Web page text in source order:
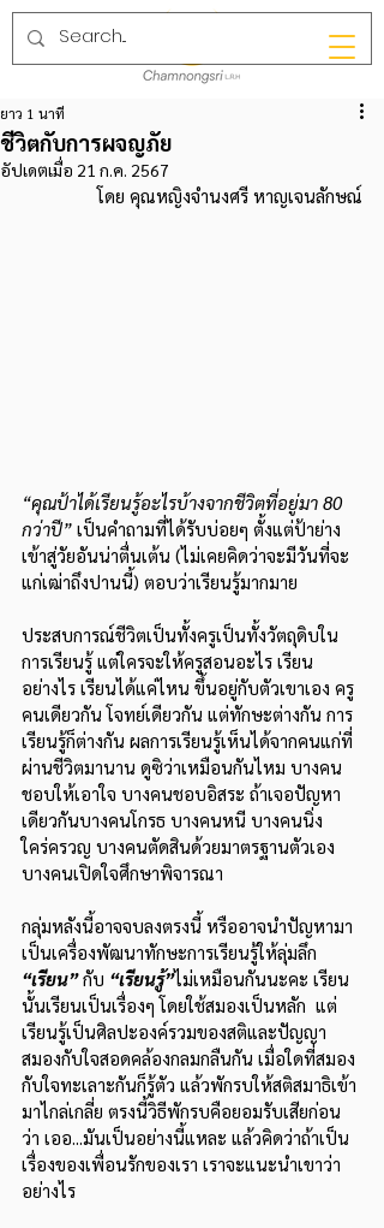
ชีวิตกับการผจญภัย
ยาว 1 นาที
อัปเดตเมื่อ 21 ก.ค. 2567
โดย คุณหญิงจำนงศรี หาญเจนลักษณ์
“คุณป้าได้เรียนรู้อะไรบ้างจากชีวิตที่อยู่มา 80
กว่าปี” เป็นคำถามที่ได้รับบ่อยๆ ตั้งแต่ป้าย่าง
เข้าสู่วัยอันน่าตื่นเต้น (ไม่เคยคิดว่าจะมีวันที่จะ
แก่เฒ่าถึงปานนี้) ตอบว่าเรียนรู้มากมาย
ประสบการณ์ชีวิตเป็นทั้งครูเป็นทั้งวัตถุดิบใน
การเรียนรู้ แต่ใครจะให้ครูสอนอะไร เรียน
อย่างไร เรียนได้แค่ไหน ขึ้นอยู่กับตัวเขาเอง ครู
คนเดียวกัน โจทย์เดียวกัน แต่ทักษะต่างกัน การ
เรียนรู้ก็ต่างกัน ผลการเรียนรู้เห็นได้จากคนแก่ที่
ผ่านชีวิตมานาน ดูซิว่าเหมือนกันไหม บางคน
ชอบให้เอาใจ บางคนชอบอิสระ ถ้าเจอปัญหา
เดียวกันบางคนโกรธ บางคนหนี บางคนนิ่ง
ใคร่ครวญ บางคนตัดสินด้วยมาตรฐานตัวเอง
บางคนเปิดใจศึกษาพิจารณา
กลุ่มหลังนี้อาจจบลงตรงนี้ หรืออาจนำปัญหามา
เป็นเครื่องพัฒนาทักษะการเรียนรู้ให้ลุ่มลึก
“เรียน” กับ “เรียนรู้”ไม่เหมือนกันนะคะ เรียน
นั้นเรียนเป็นเรื่องๆ โดยใช้สมองเป็นหลัก  แต่
เรียนรู้เป็นศิลปะองค์รวมของสติและปัญญา
สมองกับใจสอดคล้องกลมกลืนกัน เมื่อใดที่สมอง
กับใจทะเลาะกันก็รู้ตัว แล้วพักรบให้สติสมาธิเข้า
มาไกล่เกลี่ย ตรงนี้วิธีพักรบคือยอมรับเสียก่อน
ว่า เออ...มันเป็นอย่างนี้แหละ แล้วคิดว่าถ้าเป็น
เรื่องของเพื่อนรักของเรา เราจะแนะนำเขาว่า
อย่างไร